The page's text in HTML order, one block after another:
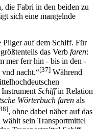
die Fabri in den beiden zu
sich eine mangelnde
Pilger auf dem Schiff. Für
das Verb faren:
mer ferr hin - bis in den -
nacht.“[37] Während
Schiffin Relation
Wörterbuch faren als
, ohne dabei näher auf das
sein Transportmittel